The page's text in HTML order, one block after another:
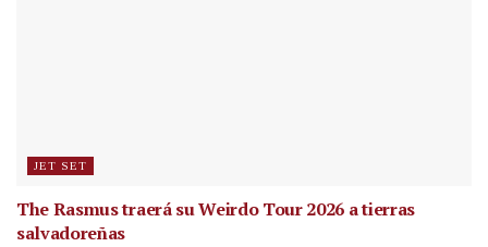
JET SET
The Rasmus traerá su Weirdo Tour 2026 a tierras
salvadoreñas